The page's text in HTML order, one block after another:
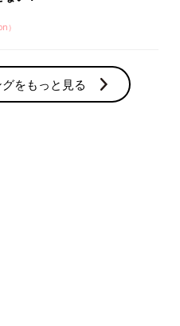
）
をもっと見る